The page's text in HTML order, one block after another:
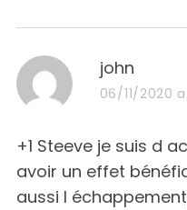
s
a
s
:
john
06/11/2020
+1 Steeve je suis d
avoir un effet
aussi l